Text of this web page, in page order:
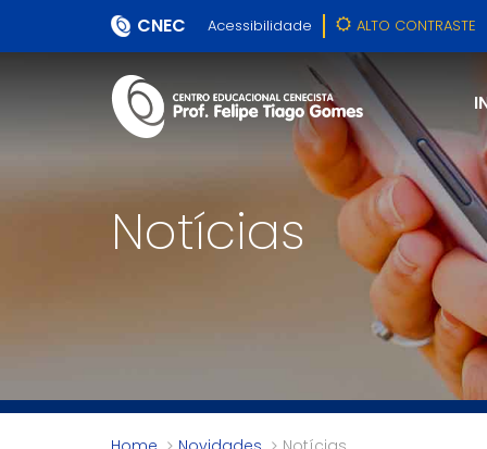
CNEC Acessibilidade ALTO CONTRASTE
Notícias